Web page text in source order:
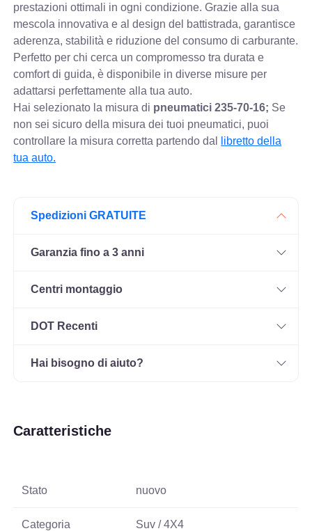
prestazioni ottimali in ogni condizione. Grazie alla sua
mescola innovativa e al design del battistrada, garantisce
aderenza, stabilità e riduzione del consumo di carburante.
Perfetto per chi cerca un compromesso tra durata e
comfort di guida, è disponibile in diverse misure per
adattarsi perfettamente alla tua auto.
Hai selezionato la misura di pneumatici235-70-16; Se
non sei sicuro della misura dei tuoi pneumatici, puoi
controllare la misura corretta partendo dal
libretto della
tua auto.
Spedizioni GRATUITE
Garanzia fino a 3 anni
Centri montaggio
DOT Recenti
Hai bisogno di aiuto?
Caratteristiche
Stato nuovo
Categoria Suv / 4X4